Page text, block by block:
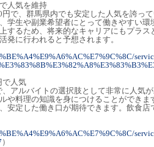
人気を維持
で、群馬県内でも安定した人気を誇っ
学生や副業希望者にとって働きやすい環
するため、将来的なキャリアにもプラス
発に行われると予想されます。
で人気
アルバイトの選択肢として非常に人気
や料理の知識を身につけることができま
安定した働き口が期待できます。飲食店
）